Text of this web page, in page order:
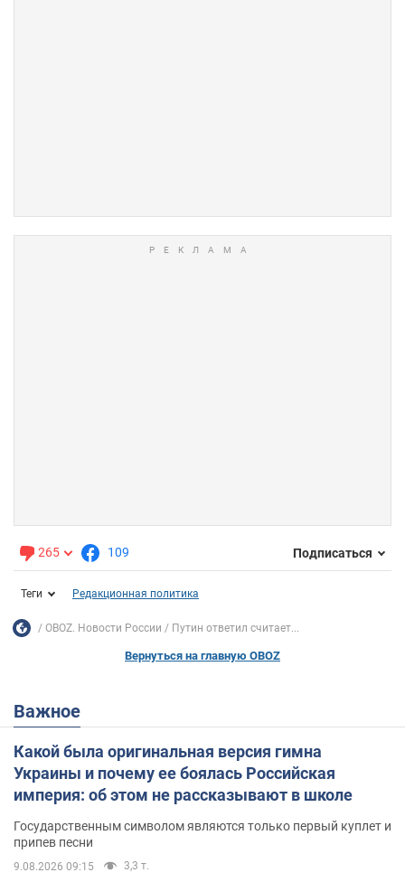
265 109 Подписаться
Теги Редакционная политика
OBOZ. Новости России Путин ответил считает...
Вернуться на главную OBOZ
Важное
Какой была оригинальная версия гимна
Украины и почему ее боялась Российская
империя: об этом не рассказывают в школе
Государственным символом являются только первый куплет и
припев песни
9.08.2026 09:15 3,3 т.